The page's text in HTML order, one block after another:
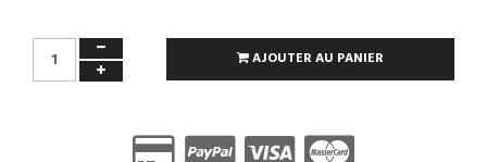
AJOUTER AU PANIER